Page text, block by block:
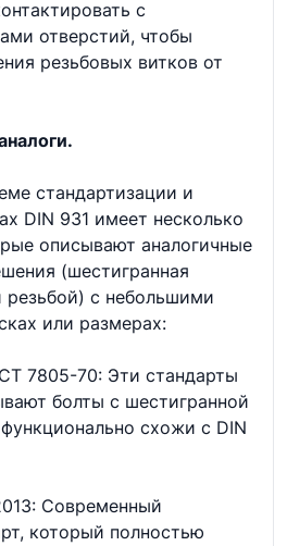
с
отверстий, чтобы
резьбовых витков от
стандартизации и
DIN 931 имеет несколько
описывают аналогичные
(шестигранная
резьбой) с небольшими
или размерах:
7805-70: Эти стандарты
болты с шестигранной
схожи с DIN
Современный
который полностью